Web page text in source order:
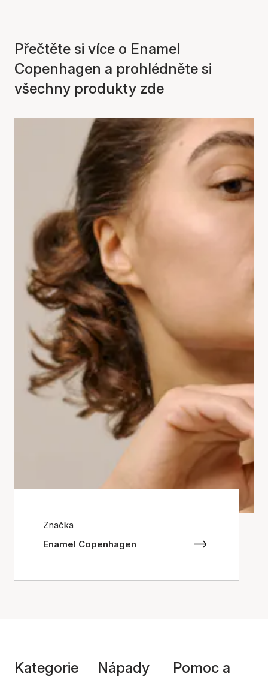
Přečtěte si více o Enamel
Copenhagen a prohlédněte si
všechny produkty zde
Značka
Enamel Copenhagen
Kategorie
Nápady
Pomoc a